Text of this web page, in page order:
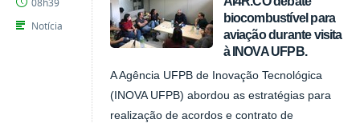
biocombustível para
aviação durante visita
à INOVA UFPB.
A Agência UFPB de Inovação Tecnológica
(INOVA UFPB) abordou as estratégias para
realização de acordos e contrato de
Notícia